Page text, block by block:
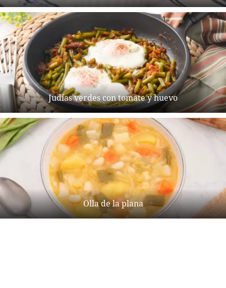
Judías verdes con tomate y huevo
Olla de la plana